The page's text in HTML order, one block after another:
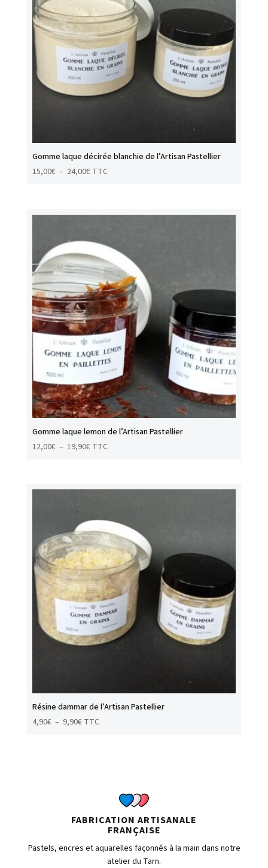
Gomme laque décirée blanchie de l’Artisan Pastellier
15,00€ – 24,00€Plage
15,00€
24,00€
TTC
Gomme laque lemon de l’Artisan Pastellier
12,00€ – 19,90€Plage
12,00€
TTC
Résine dammar de l’Artisan Pastellier
4,90€ – 9,90€Plage
TTC
FABRICATION ARTISANALE
FRANÇAISE
Pastels, encres et aquarelles façonnés à la main dans notre
atelier du Tarn.